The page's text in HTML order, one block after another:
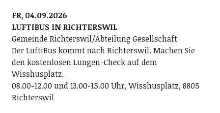
FR, 04.09.2026
LUFTIBUS IN RICHTERSWIL
Gemeinde Richterswil/Abteilung Gesellschaft
Der LuftiBus kommt nach Richterswil. Machen Sie
den kostenlosen Lungen-Check auf dem
Wisshusplatz.
08.00-12.00 und 13.00-15.00 Uhr, Wisshusplatz, 8805
Richterswil